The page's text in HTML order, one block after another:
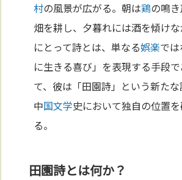
村の風景が広がる。朝は鶏の鳴
畑を耕し、夕暮れには酒を傾け
にとって詩とは、単なる娯楽で
に生きる喜び」を表現する手段
て、彼は「田園詩」という新たな
中国文学史において独自の位置
る。
田園詩とは何か？